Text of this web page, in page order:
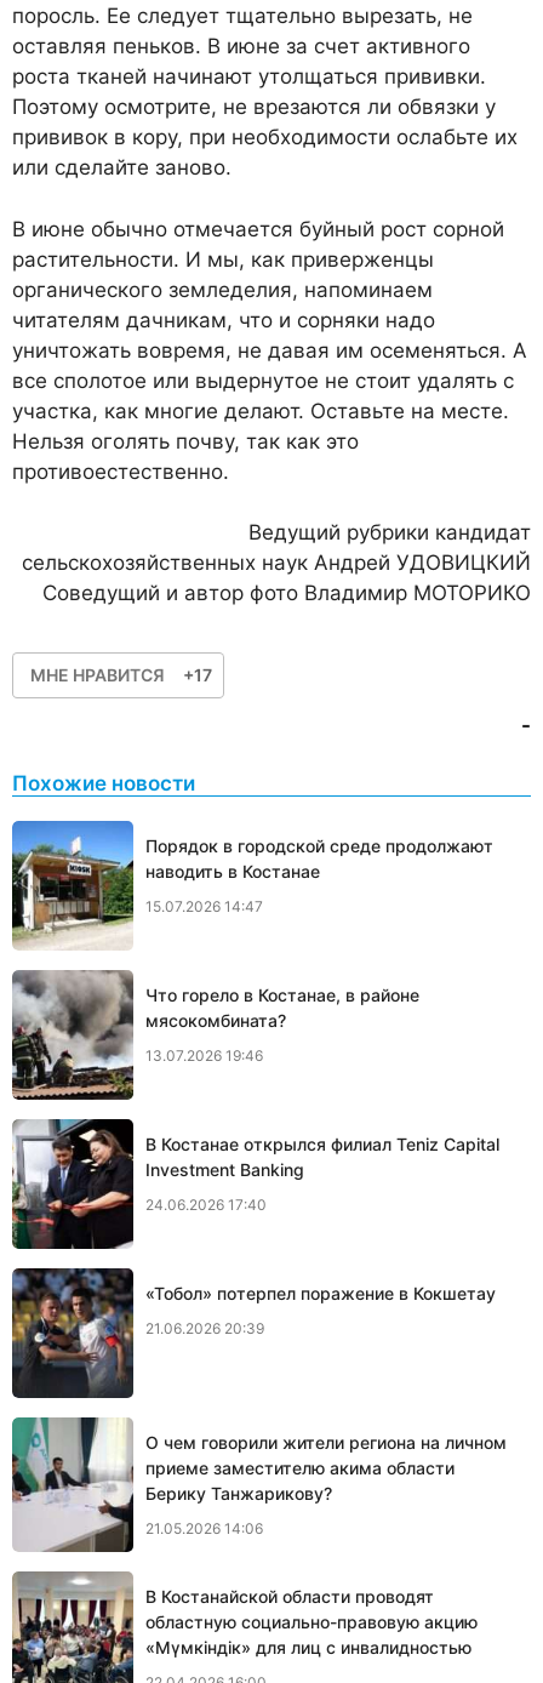
поросль. Ее следует тщательно вырезать, не
оставляя пеньков. В июне за счет активного
роста тканей начинают утолщаться прививки.
Поэтому осмотрите, не врезаются ли обвязки у
прививок в кору, при необходимости ослабьте их
или сделайте заново.
В июне обычно отмечается буйный рост сорной
растительности. И мы, как приверженцы
органического земледелия, напоминаем
читателям дачникам, что и сорняки надо
уничтожать вовремя, не давая им осеменяться. А
все сполотое или выдернутое не стоит удалять с
участка, как многие делают. Оставьте на месте.
Нельзя оголять почву, так как это
противоестественно.
Ведущий рубрики кандидат
сельскохозяйственных наук Андрей УДОВИЦКИЙ
Соведущий и автор фото Владимир МОТОРИКО
МНЕ НРАВИТСЯ +17
-
Похожие новости
Порядок в городской среде продолжают
наводить в Костанае
15.07.2026 14:47
Что горело в Костанае, в районе
мясокомбината?
13.07.2026 19:46
В Костанае открылся филиал Teniz Capital
Investment Banking
24.06.2026 17:40
«Тобол» потерпел поражение в Кокшетау
21.06.2026 20:39
О чем говорили жители региона на личном
приеме заместителю акима области
Берику Танжарикову?
21.05.2026 14:06
В Костанайской области проводят
областную социально-правовую акцию
«Мүмкіндік» для лиц с инвалидностью